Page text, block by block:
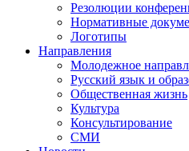
Резолюции
Нормативные
Логотипы
Направления
Молодежное
Русский язык и
Общественная жизнь
Культура
Консультирование
СМИ